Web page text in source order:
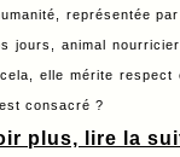
si comme
la plupart du
de bons
variés ! Et faits
représentée
jours, animal
elle mérite respect
consacré ?
plus, lire la